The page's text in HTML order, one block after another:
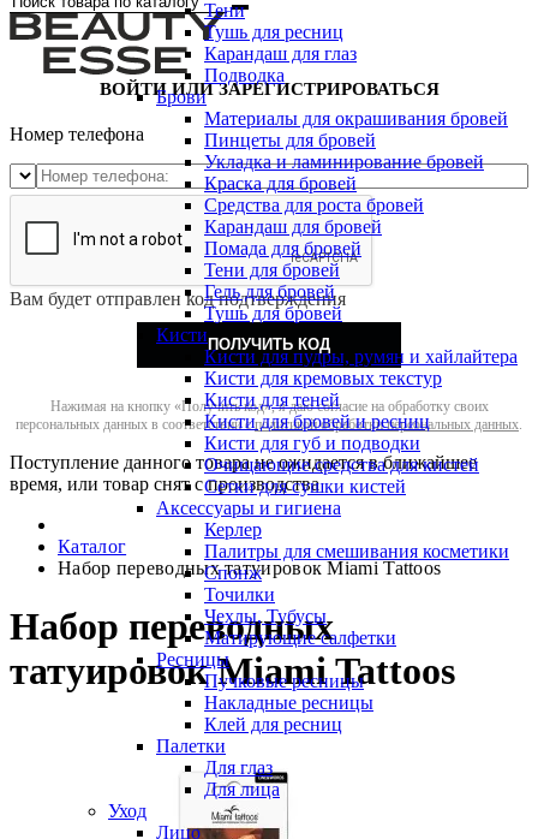
Тени
Тушь для ресниц
Карандаш для глаз
Подводка
Брови
Материалы для окрашивания бровей
Пинцеты для бровей
Укладка и ламинирование бровей
Краска для бровей
Средства для роста бровей
Карандаш для бровей
Помада для бровей
Тени для бровей
Гель для бровей
Тушь для бровей
Кисти
Кисти для пудры, румян и хайлайтера
Кисти для кремовых текстур
Кисти для теней
Кисти для бровей и ресниц
Кисти для губ и подводки
Очищающие средства для кистей
Сетки для сушки кистей
Аксессуары и гигиена
Керлер
Палитры для смешивания косметики
Спонж
Точилки
Чехлы, Тубусы
Матирующие салфетки
Ресницы
Пучковые ресницы
Накладные ресницы
Клей для ресниц
Палетки
Для глаз
Для лица
Уход
Лицо
ВОЙТИ ИЛИ ЗАРЕГИСТРИРОВАТЬСЯ
Номер телефона
Вам будет отправлен код подтверждения
ПОЛУЧИТЬ КОД
Нажимая на кнопку «Получить код», я даю согласие на обработку своих
персональных данных в соответствии сполитикой обработки персональных данных.
Поступление данного товара не ожидается в ближайшее
время, или товар снят с производства
Каталог
Набор переводных татуировок Miami Tattoos
Набор переводных
татуировок Miami Tattoos